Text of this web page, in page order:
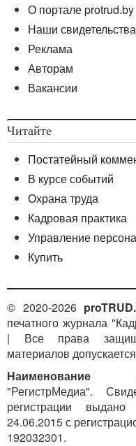
О портале protrud.by
Наши свидетельства
Реклама
Авторам
Вакансии
Читайте
Постатейный
В курсе событий
Охрана труда
Кадровая практика
Управление
Купить
© 2020-2026
печатного журнала
| Все права
материалов
"РегистрМедиа".
регистрации
24.06.2015 с
192032301.